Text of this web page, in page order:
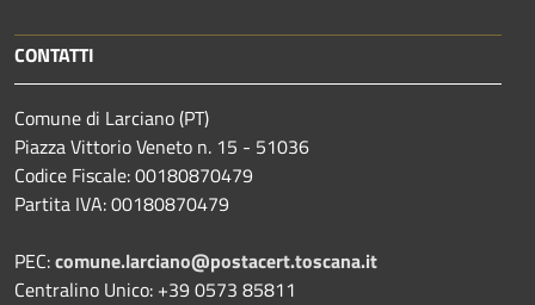
CONTATTI
Comune di Larciano (PT)
Piazza Vittorio Veneto n. 15 - 51036
Codice Fiscale: 00180870479
Partita IVA: 00180870479
PEC:comune.larciano@postacert.toscana.it
Centralino Unico: +39 0573 85811